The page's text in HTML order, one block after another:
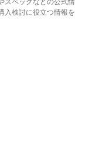
入検討に役立つ情報を